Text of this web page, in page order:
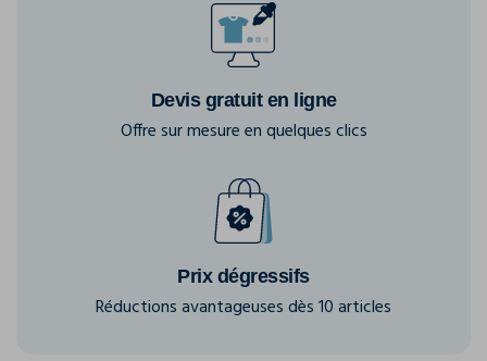
Devis gratuit en ligne
Offre sur mesure en quelques clics
Prix dégressifs
Réductions avantageuses dès 10 articles